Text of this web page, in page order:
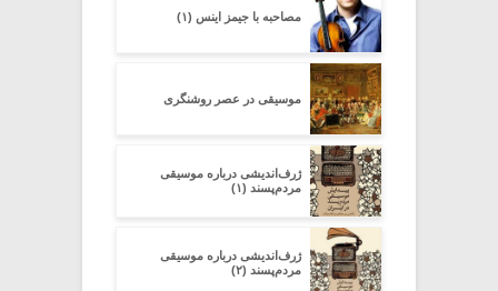
مصاحبه با جیمز اینس (۱)
موسیقی در عصر روشنگری
ژرف‌اندیشی درباره‌ موسیقی
مردم‌پسند (۱)
ژرف‌اندیشی درباره‌ موسیقی
مردم‌پسند (۲)